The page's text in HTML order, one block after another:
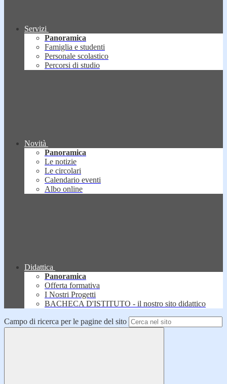
Servizi
Panoramica
Famiglia e studenti
Personale scolastico
Percorsi di studio
Novità
Panoramica
Le notizie
Le circolari
Calendario eventi
Albo online
Didattica
Panoramica
Offerta formativa
I Nostri Progetti
BACHECA D'ISTITUTO - il nostro sito didattico
Campo di ricerca per le pagine del sito